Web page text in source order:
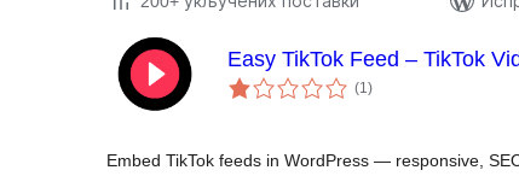
Easy TikTok Feed – TikTok
(1укупних
оцена
)
Embed TikTok feeds in WordPress — responsive,